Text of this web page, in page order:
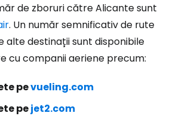
de zboruri către Alicante sunt
. Un număr semnificativ de rute
alte destinații sunt disponibile
cu companii aeriene precum:
pevueling.com
pejet2.com